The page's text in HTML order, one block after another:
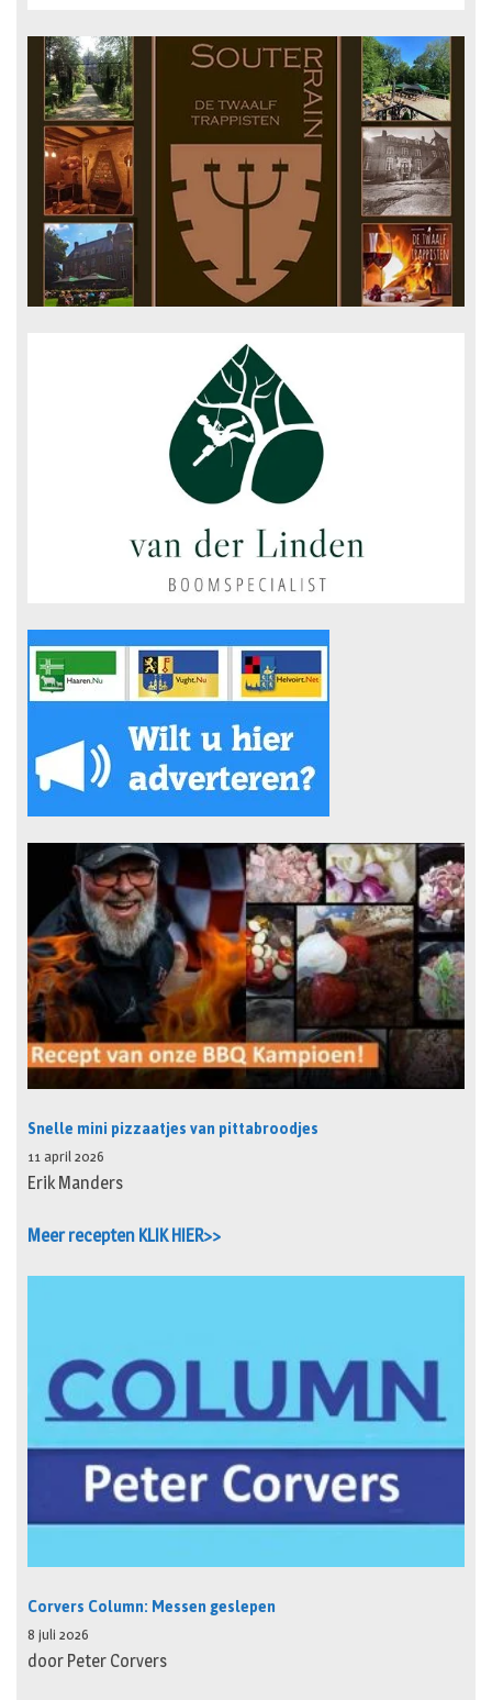
Snelle mini pizzaatjes van pittabroodjes
11 april 2026
Erik Manders
Meer recepten KLIK HIER>>
Corvers Column: Messen geslepen
8 juli 2026
door Peter Corvers